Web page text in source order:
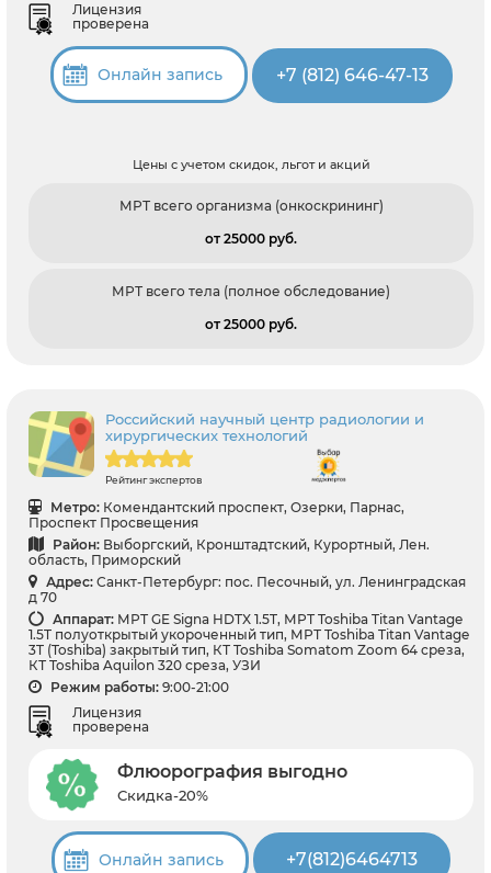
Лицензия
проверена
Онлайн запись +7 (812) 646-47-13
Цены с учетом скидок, льгот и акций
МРТ всего организма (онкоскрининг)
от 25000 pуб.
МРТ всего тела (полное обследование)
от 25000 pуб.
Российский научный центр радиологии и
хирургических технологий
Рейтинг экспертов
Метро: Комендантский проспект, Озерки, Парнас,
Проспект Просвещения
Район: Выборгский, Кронштадтский, Курортный, Лен.
область, Приморский
Адрес: Санкт-Петербург: пос. Песочный, ул. Ленинградская
д 70
Аппарат: МРТ GE Signa HDTX 1.5T, МРТ Toshiba Titan Vantage
1.5T полуоткрытый укороченный тип, МРТ Toshiba Titan Vantage
3T (Toshiba) закрытый тип, КТ Toshiba Somatom Zoom 64 среза,
КТ Toshiba Aquilon 320 среза, УЗИ
Режим работы: 9:00-21:00
Лицензия
проверена
Флюорография выгодно
Скидка-20%
Онлайн запись +7(812)6464713